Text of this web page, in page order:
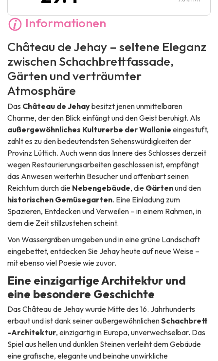
Informationen
Château de Jehay – seltene Eleganz
zwischen Schachbrettfassade,
Gärten und verträumter
Atmosphäre
Das Château de Jehaybesitzt jenen unmittelbaren
Charme, der den Blick einfängt und den Geist beruhigt. Als
außergewöhnliches Kulturerbe der Wallonie eingestuft,
zählt es zu den bedeutendsten Sehenswürdigkeiten der
Provinz Lüttich. Auch wenn das Innere des Schlosses derzeit
wegen Restaurierungsarbeiten geschlossen ist, empfängt
das Anwesen weiterhin Besucher und offenbart seinen
Reichtum durch die Nebengebäude, die Gärtenund den
historischen Gemüsegarten. Eine Einladung zum
Spazieren, Entdecken und Verweilen – in einem Rahmen, in
dem die Zeit stillzustehen scheint.
Von Wassergräben umgeben und in eine grüne Landschaft
eingebettet, entdecken Sie Jehay heute auf neue Weise –
mit ebenso viel Poesie wie zuvor.
Eine einzigartige Architektur und
eine besondere Geschichte
Das Château de Jehay wurde Mitte des 16. Jahrhunderts
erbaut und ist dank seiner außergewöhnlichenSchachbrett
-Architektur, einzigartig in Europa, unverwechselbar. Das
Spiel aus hellen und dunklen Steinen verleiht dem Gebäude
eine grafische, elegante und beinahe unwirkliche